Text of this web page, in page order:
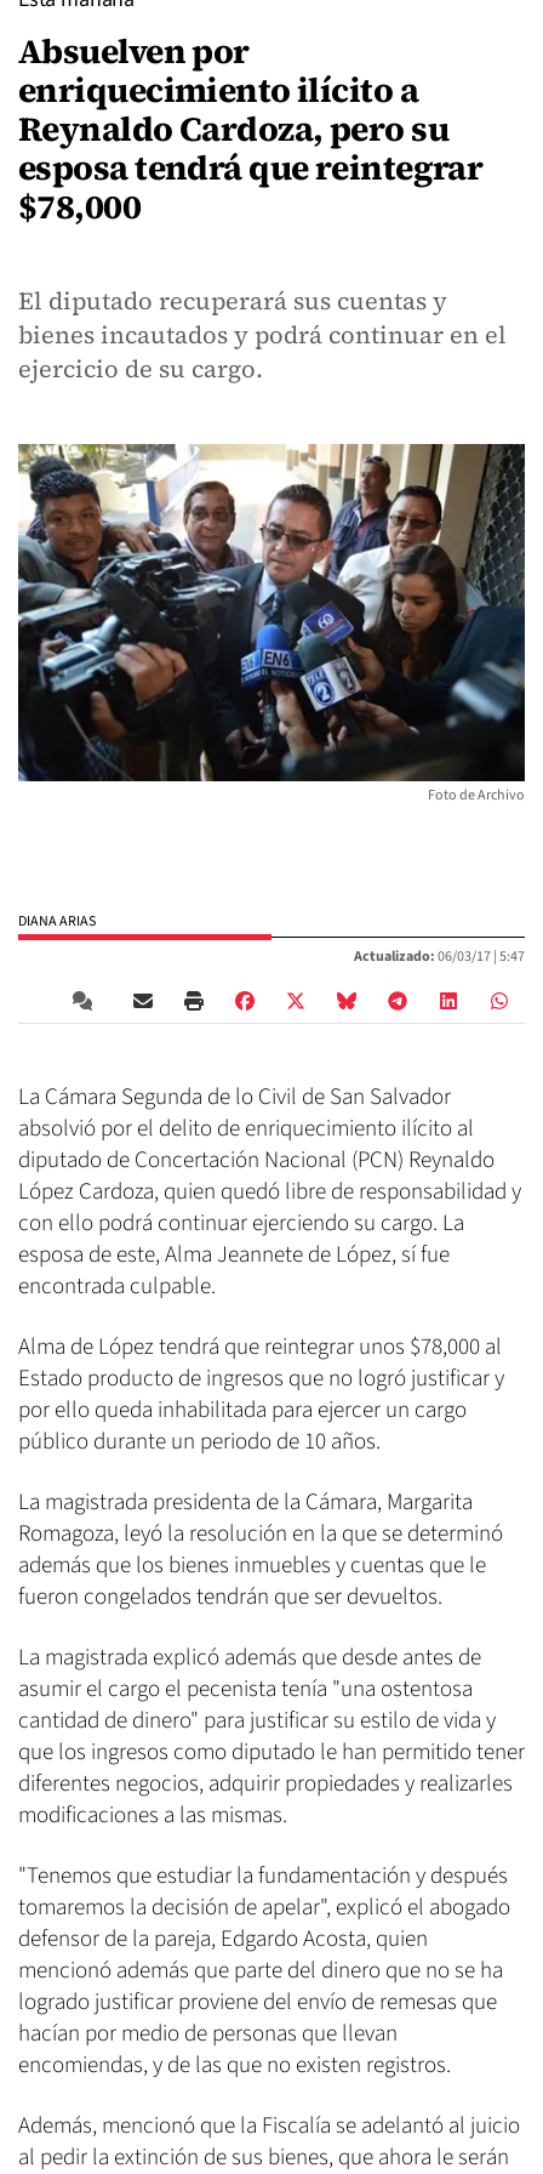
Absuelven por
enriquecimiento ilícito a
Reynaldo Cardoza, pero su
esposa tendrá que reintegrar
$78,000
El diputado recuperará sus cuentas y
bienes incautados y podrá continuar en el
ejercicio de su cargo.
Foto de Archivo
DIANA ARIAS
Actualizado:06/03/17 |5:47
La Cámara Segunda de lo Civil de San Salvador
absolvió por el delito de enriquecimiento ilícito al
diputado de Concertación Nacional (PCN) Reynaldo
López Cardoza, quien quedó libre de responsabilidad y
con ello podrá continuar ejerciendo su cargo. La
esposa de este, Alma Jeannete de López, sí fue
encontrada culpable.
Alma de López tendrá que reintegrar unos $78,000 al
Estado producto de ingresos que no logró justificar y
por ello queda inhabilitada para ejercer un cargo
público durante un periodo de 10 años.
La magistrada presidenta de la Cámara, Margarita
Romagoza, leyó la resolución en la que se determinó
además que los bienes inmuebles y cuentas que le
fueron congelados tendrán que ser devueltos.
La magistrada explicó además que desde antes de
asumir el cargo el pecenista tenía "una ostentosa
cantidad de dinero" para justificar su estilo de vida y
que los ingresos como diputado le han permitido tener
diferentes negocios, adquirir propiedades y realizarles
modificaciones a las mismas.
"Tenemos que estudiar la fundamentación y después
tomaremos la decisión de apelar", explicó el abogado
defensor de la pareja, Edgardo Acosta, quien
mencionó además que parte del dinero que no se ha
logrado justificar proviene del envío de remesas que
hacían por medio de personas que llevan
encomiendas, y de las que no existen registros.
Además, mencionó que la Fiscalía se adelantó al juicio
al pedir la extinción de sus bienes, que ahora le serán